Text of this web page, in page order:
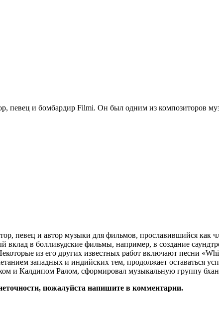
и бомбардир Filmi. Он был одним из композиторов
и автор музыки для фильмов, прославившийся как
в болливудские фильмы, например, в создание
из его других известных работ включают песни
западных и индийских тем, продолжает оставаться
и Калдипом Ралом, сформировал музыкальную группу
пожалуйста напишите в комментарии.